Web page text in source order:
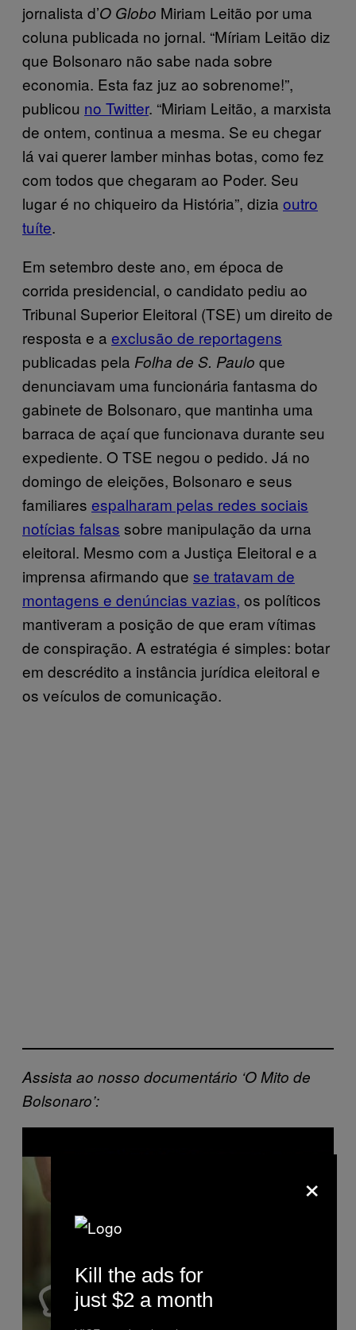
jornalista d’O Globo Miriam Leitão por uma
coluna publicada no jornal. “Míriam Leitão diz
que Bolsonaro não sabe nada sobre
economia. Esta faz juz ao sobrenome!”,
publicou no Twitter. “Miriam Leitão, a marxista
de ontem, continua a mesma. Se eu chegar
lá vai querer lamber minhas botas, como fez
com todos que chegaram ao Poder. Seu
lugar é no chiqueiro da História”, dizia outro
tuíte.
Em setembro deste ano, em época de
corrida presidencial, o candidato pediu ao
Tribunal Superior Eleitoral (TSE) um direito de
resposta e a exclusão de reportagens
publicadas pela Folha de S. Paulo que
denunciavam uma funcionária fantasma do
gabinete de Bolsonaro, que mantinha uma
barraca de açaí que funcionava durante seu
expediente. O TSE negou o pedido. Já no
domingo de eleições, Bolsonaro e seus
familiares espalharam pelas redes sociais
notícias falsas sobre manipulação da urna
eleitoral. Mesmo com a Justiça Eleitoral e a
imprensa afirmando que se tratavam de
montagens e denúncias vazias, os políticos
mantiveram a posição de que eram vítimas
de conspiração. A estratégia é simples: botar
em descrédito a instância jurídica eleitoral e
os veículos de comunicação.
Assista ao nosso documentário ‘O Mito de
Bolsonaro’:
a
×
Kill the ads for
just $2 a month